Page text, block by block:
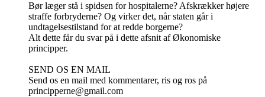
Bør læger stå i spidsen for hospitalerne? Afskrækker højere
straffe forbryderne? Og virker det, når staten går i
undtagelsestilstand for at redde borgerne?
Alt dette får du svar på i dette afsnit af Økonomiske
principper.
SEND OS EN MAIL
Send os en mail med kommentarer, ris og ros på
principperne@gmail.com